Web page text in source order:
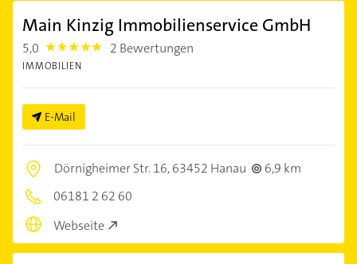
Main Kinzig Immobilienservice GmbH
5,0 5.0 2 Bewertungen
IMMOBILIEN
E-Mail
Dörnigheimer Str. 16,63452 Hanau
6,9 km
06181 2 62 60
Webseite